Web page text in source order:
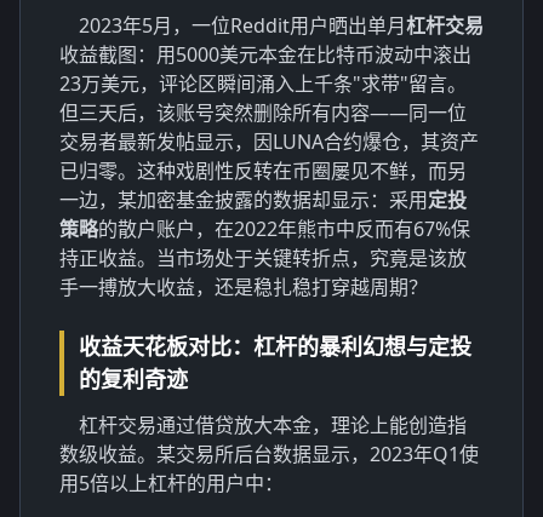
2023年5月，一位Reddit用户晒出单月杠杆交易
收益截图：用5000美元本金在比特币波动中滚出
23万美元，评论区瞬间涌入上千条"求带"留言。
但三天后，该账号突然删除所有内容——同一位
交易者最新发帖显示，因LUNA合约爆仓，其资产
已归零。这种戏剧性反转在币圈屡见不鲜，而另
一边，某加密基金披露的数据却显示：采用定投
策略的散户账户，在2022年熊市中反而有67%保
持正收益。当市场处于关键转折点，究竟是该放
手一搏放大收益，还是稳扎稳打穿越周期？
收益天花板对比：杠杆的暴利幻想与定投
的复利奇迹
杠杆交易通过借贷放大本金，理论上能创造指
数级收益。某交易所后台数据显示，2023年Q1使
用5倍以上杠杆的用户中：